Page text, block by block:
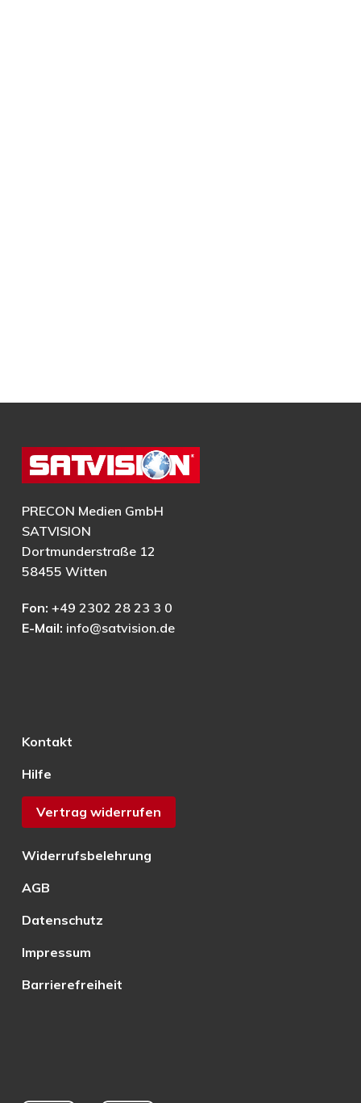
PRECON Medien GmbH
SATVISION
Dortmunderstraße 12
58455 Witten
Fon: +49 2302 28 23 3 0
E-Mail: info@satvision.de
Kontakt
Hilfe
Vertrag widerrufen
Widerrufsbelehrung
AGB
Datenschutz
Impressum
Barrierefreiheit